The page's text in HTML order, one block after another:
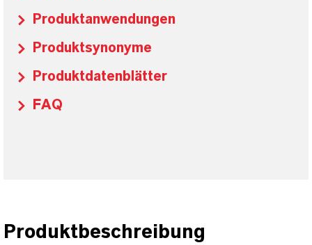
Produktanwendungen
Produktsynonyme
Produktdatenblätter
FAQ
Produktbeschreibung